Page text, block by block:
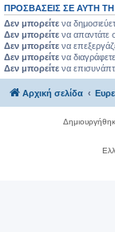
ΠΡΟΣΒΆΣΕΙΣ ΣΕ ΑΥΤΉ
Δεν μπορείτε να
Δεν μπορείτε να απαντάτε
Δεν μπορείτε να
Δεν μπορείτε να
Δεν μπορείτε να
Αρχική σελίδα